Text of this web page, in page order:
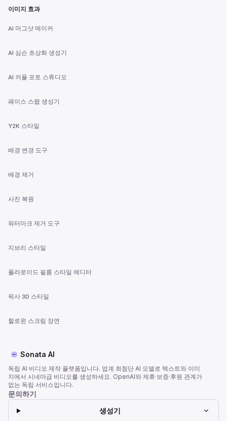
이미지 효과
AI 머그샷 메이커
AI 심슨 초상화 생성기
AI 커플 포토 스튜디오
페이스 스왑 생성기
Y2K 스타일
배경 변경 도구
배경 제거
사진 복원
워터마크 제거 도구
지브리 스타일
폴라로이드 필름 스타일 에디터
픽사 3D 스타일
할로윈 스크림 장면
Sonata AI
독립 AI 비디오 제작 플랫폼입니다. 업계 최첨단 AI 모델로 텍스트와 이미
지에서 시네마급 비디오를 생성하세요. OpenAI와 제휴·보증·후원 관계가
없는 독립 서비스입니다.
문의하기
생성기